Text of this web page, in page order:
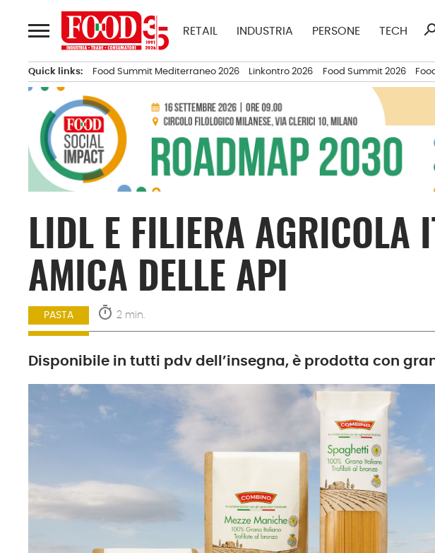
al
contenuto
RETAIL INDUSTRIA PERSONE TECH
Quick links: Food Summit Mediterraneo 2026 Linkontro 2026 Food Summit 2026
LIDL E FILIERA AGRICOLA
AMICA DELLE API
PASTA timer 2 min.
Disponibile in tutti pdv dell’insegna, è prodotta con